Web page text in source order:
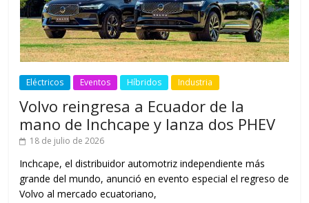
Eléctricos Eventos Híbridos Industria
Volvo reingresa a Ecuador de la
mano de Inchcape y lanza dos PHEV
18 de julio de 2026
Inchcape, el distribuidor automotriz independiente más
grande del mundo, anunció en evento especial el regreso de
Volvo al mercado ecuatoriano,